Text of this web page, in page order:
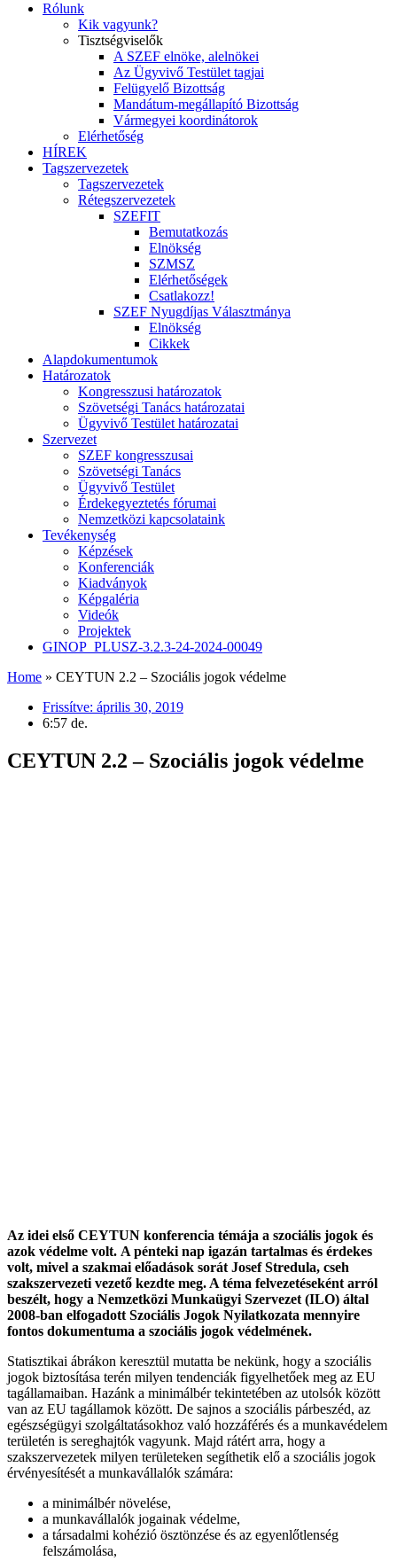
Rólunk
Kik vagyunk?
Tisztségviselők
A SZEF elnöke, alelnökei
Az Ügyvivő Testület tagjai
Felügyelő Bizottság
Mandátum-megállapító Bizottság
Vármegyei koordinátorok
Elérhetőség
HÍREK
Tagszervezetek
Tagszervezetek
Rétegszervezetek
SZEFIT
Bemutatkozás
Elnökség
SZMSZ
Elérhetőségek
Csatlakozz!
SZEF Nyugdíjas Választmánya
Elnökség
Cikkek
Alapdokumentumok
Határozatok
Kongresszusi határozatok
Szövetségi Tanács határozatai
Ügyvivő Testület határozatai
Szervezet
SZEF kongresszusai
Szövetségi Tanács
Ügyvivő Testület
Érdekegyeztetés fórumai
Nemzetközi kapcsolataink
Tevékenység
Képzések
Konferenciák
Kiadványok
Képgaléria
Videók
Projektek
GINOP_PLUSZ-3.2.3-24-2024-00049
Home » CEYTUN 2.2 – Szociális jogok védelme
Frissítve: április 30, 2019
6:57 de.
CEYTUN 2.2 – Szociális jogok védelme
Az idei első CEYTUN konferencia témája a szociális jogok és
azok védelme volt. A pénteki nap igazán tartalmas és érdekes
volt, mivel a szakmai előadások sorát Josef Stredula, cseh
szakszervezeti vezető kezdte meg. A téma felvezetéseként arról
beszélt, hogy a Nemzetközi Munkaügyi Szervezet (ILO) által
2008-ban elfogadott Szociális Jogok Nyilatkozata mennyire
fontos dokumentuma a szociális jogok védelmének.
Statisztikai ábrákon keresztül mutatta be nekünk, hogy a szociális
jogok biztosítása terén milyen tendenciák figyelhetőek meg az EU
tagállamaiban. Hazánk a minimálbér tekintetében az utolsók között
van az EU tagállamok között. De sajnos a szociális párbeszéd, az
egészségügyi szolgáltatásokhoz való hozzáférés és a munkavédelem
területén is sereghajtók vagyunk. Majd rátért arra, hogy a
szakszervezetek milyen területeken segíthetik elő a szociális jogok
érvényesítését a munkavállalók számára:
a minimálbér növelése,
a munkavállalók jogainak védelme,
a társadalmi kohézió ösztönzése és az egyenlőtlenség
felszámolása,